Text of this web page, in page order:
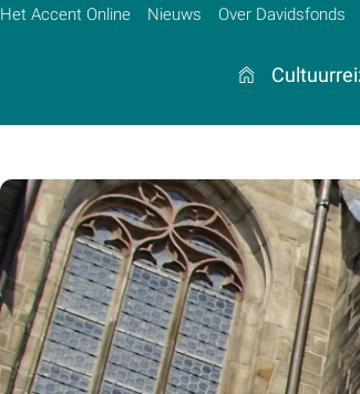
Het Accent Online Nieuws Over Davidsfonds
Zoek:
Zoeken